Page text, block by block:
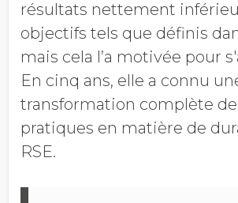
résultats nettement
objectifs tels que définis
mais cela l’a motivée pour
En cinq ans, elle a connu
transformation complète de
pratiques en matière de
RSE.